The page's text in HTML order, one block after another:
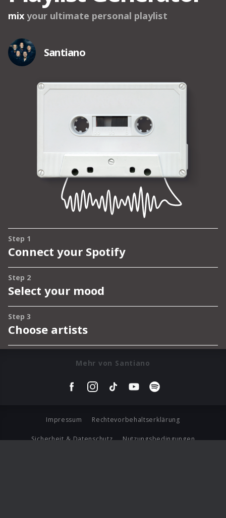
Mehr von Santiano
Impressum Rechtevorbehaltserklärung
Sicherheit & Datenschutz Nutzungsbedingungen